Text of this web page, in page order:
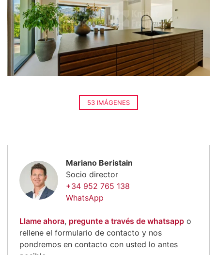
53 IMÁGENES
Mariano Beristain
Socio director
+34 952 765 138
WhatsApp
Llame ahora, pregunte a través de whatsapp o
rellene el formulario de contacto y nos
pondremos en contacto con usted lo antes